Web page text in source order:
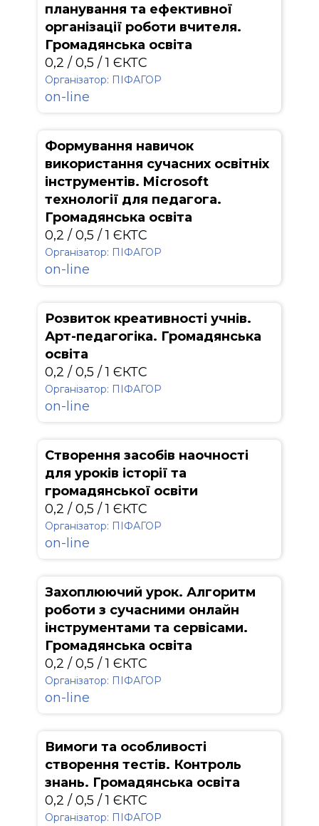
планування та ефективної
організації роботи вчителя.
Громадянська освіта
0,2 / 0,5 / 1 ЄКТС
Організатор: ПІФАГОР
on-line
Формування навичок
використання сучасних освітніх
інструментів. Microsoft
технології для педагога.
Громадянська освіта
0,2 / 0,5 / 1 ЄКТС
Організатор: ПІФАГОР
on-line
Розвиток креативності учнів.
Арт-педагогіка. Громадянська
освіта
0,2 / 0,5 / 1 ЄКТС
Організатор: ПІФАГОР
on-line
Створення засобів наочності
для уроків історії та
громадянської освіти
0,2 / 0,5 / 1 ЄКТС
Організатор: ПІФАГОР
on-line
Захоплюючий урок. Алгоритм
роботи з сучасними онлайн
інструментами та сервісами.
Громадянська освіта
0,2 / 0,5 / 1 ЄКТС
Організатор: ПІФАГОР
on-line
Вимоги та особливості
створення тестів. Контроль
знань. Громадянська освіта
0,2 / 0,5 / 1 ЄКТС
Організатор: ПІФАГОР